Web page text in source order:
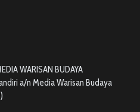
WARISAN BUDAYA
a/n Media Warisan Budaya